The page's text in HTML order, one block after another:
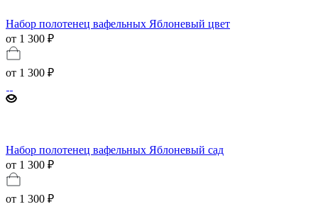
Набор полотенец вафельных Яблоневый цвет
от 1 300 ₽
от 1 300 ₽
Набор полотенец вафельных Яблоневый сад
от 1 300 ₽
от 1 300 ₽